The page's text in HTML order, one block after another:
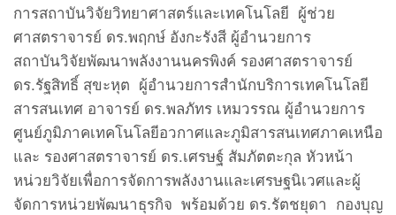
การสถาบันวิจัยวิทยาศาสตร์และเทคโนโลยี ผู้ช่วย
ศาสตราจารย์ ดร.พฤกษ์ อังกะรังสี ผู้อำนวยการ
สถาบันวิจัยพัฒนาพลังงานนครพิงค์ รองศาสตราจารย์
ดร.รัฐสิทธิ์ สุขะหุต ผู้อำนวยการสำนักบริการเทคโนโลยี
สารสนเทศ อาจารย์ ดร.พลภัทร เหมวรรณ ผู้อำนวยการ
ศูนย์ภูมิภาคเทคโนโลยีอวกาศและภูมิสารสนเทศภาคเหนือ
และ รองศาสตราจารย์ ดร.เศรษฐ์ สัมภัตตะกุล หัวหน้า
หน่วยวิจัยเพื่อการจัดการพลังงานและเศรษฐนิเวศและผู้
จัดการหน่วยพัฒนาธุรกิจ พร้อมด้วย ดร.รัตชยุดา กองบุญ